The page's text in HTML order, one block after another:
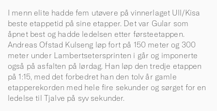
I menn elite hadde fem utøvere på vinnerlaget Ull/Kisa
beste etappetid på sine etapper. Det var Gular som
åpnet best og hadde ledelsen etter førsteetappen.
Andreas Ofstad Kulseng løp fort på 150 meter og 300
meter under Lambertsetersprinten i går og imponerte
også på asfalten på lørdag. Han løp den tredje etappen
på 1:15, med det forbedret han den tolv år gamle
etapperekorden med hele fire sekunder og sørget for en
ledelse til Tjalve på syv sekunder.